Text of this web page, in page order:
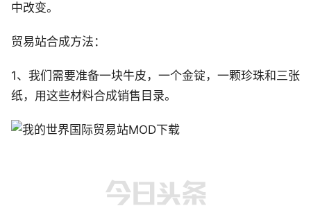
中改变。
贸易站合成方法：
1、我们需要准备一块牛皮，一个金锭，一颗珍珠和三张
纸，用这些材料合成销售目录。